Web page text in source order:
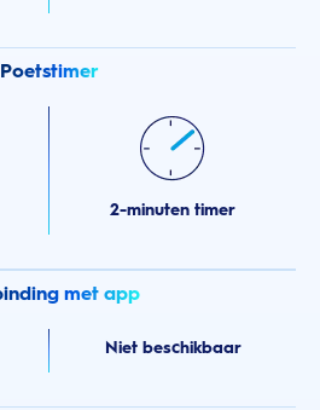
Poetstimer
2-minuten timer
met app
Niet beschikbaar